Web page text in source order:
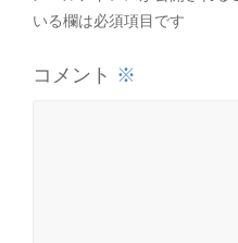
いる欄は必須項目です
コメント ※